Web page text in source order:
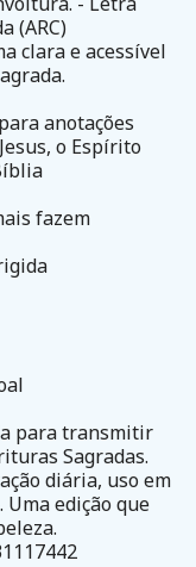
(ARC)
clara e acessível
anotações
o Espírito
fazem
para transmitir
Sagradas.
diária, uso em
edição que